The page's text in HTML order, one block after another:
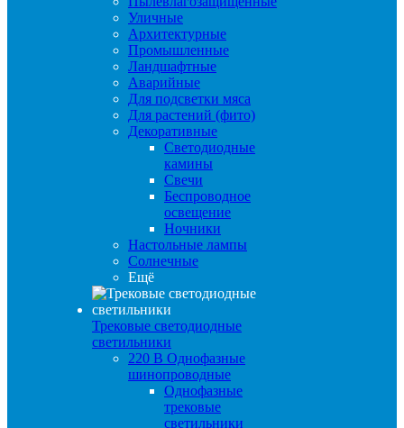
Уличные
Архитектурные
Промышленные
Ландшафтные
Аварийные
Для подсветки мяса
Для растений (фито)
Декоративные
Светодиодные
камины
Свечи
Беспроводное
освещение
Ночники
Настольные лампы
Солнечные
Ещё
Трековые светодиодные
светильники
220 B Однофазные
шинопроводные
Однофазные
трековые
светильники